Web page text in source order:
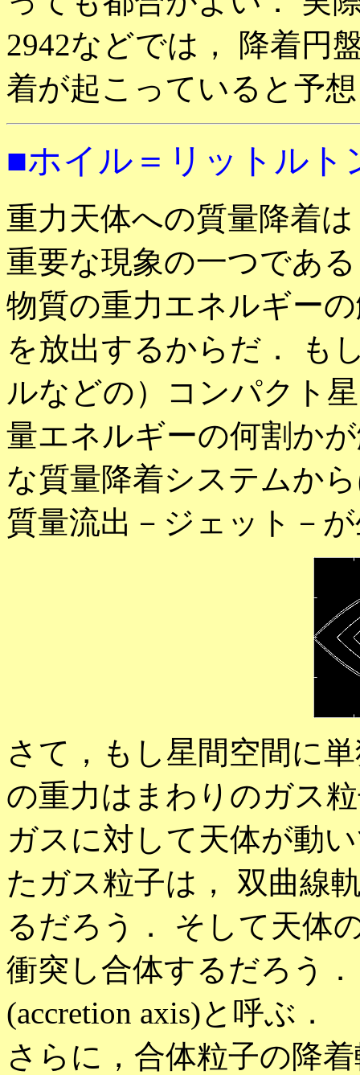
2942などでは， 降着円
着が起こっていると予
■ホイル＝リットルト
重力天体への質量降着
重要な現象の一つであ
物質の重力エネルギー
を放出するからだ． も
ルなどの）コンパクト
量エネルギーの何割か
な質量降着システムか
質量流出－ジェット－
さて，もし星間空間に
の重力はまわりのガス
ガスに対して天体が動
たガス粒子は， 双曲線
るだろう． そして天体
衝突し合体するだろう
(accretion axis)と呼ぶ．
さらに，合体粒子の降